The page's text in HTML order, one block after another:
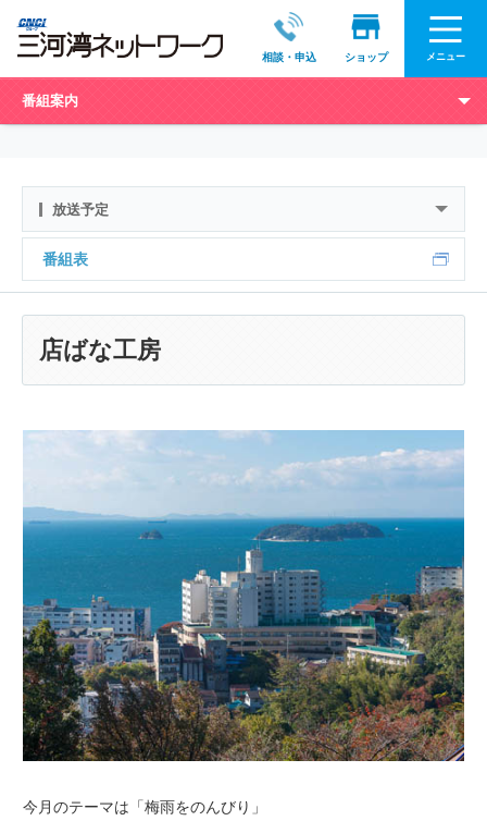
相談・申込 ショップ メニュー
番組案内
放送予定
番組表
店ばな工房
今月のテーマは「梅雨をのんびり」